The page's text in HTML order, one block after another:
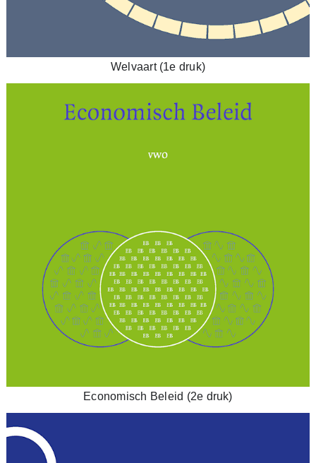
Welvaart (1e druk)
Economisch Beleid (2e druk)